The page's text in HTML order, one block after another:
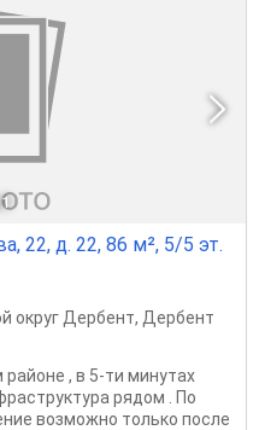
22, д. 22, 86 м², 5/5 эт.
округ Дербент, Дербент
, в 5-ти минутах
рядом . По
возможно только после